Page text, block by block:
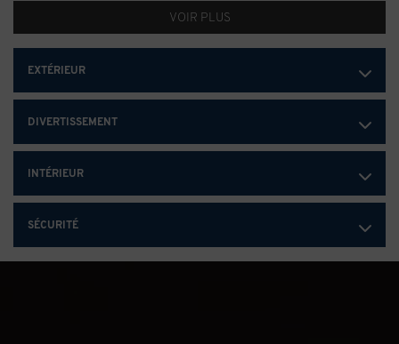
connecteur de véhicule SAE J1772
Normes d'émissions fédérales
Véhicule à émissions nulles (ZEV)
gamme électronique avec sélection basse pour le freinage à
récupération d'énergie et la conduite à une pédale
Sélecteur de mode de conduite comprend My Mode, normal,
Rapport de démultiplication final de 13,26 : 1 avant et arrière
VOIR PLUS
EXTÉRIEUR
DIVERTISSEMENT
INTÉRIEUR
SÉCURITÉ